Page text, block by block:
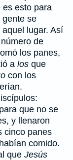
es esto para
gente se
lugar. Así
de
los panes,
a los que
con los
que no se
y llenaron
cinco panes
comido.
que Jesús